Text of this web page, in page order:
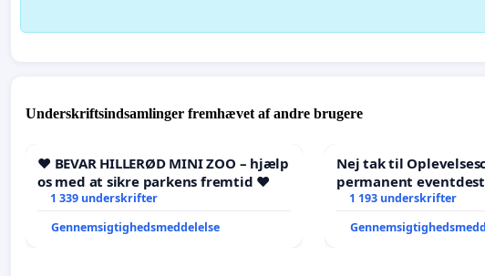
Underskriftsindsamlinger fremhævet af andre brugere
❤️ BEVAR HILLERØD MINI ZOO – hjælp
os med at sikre parkens fremtid ❤️
1 339 underskrifter
Gennemsigtighedsmeddelelse
Nej tak til
permanent
- Ja tak til et levende
1 193 underskrifter